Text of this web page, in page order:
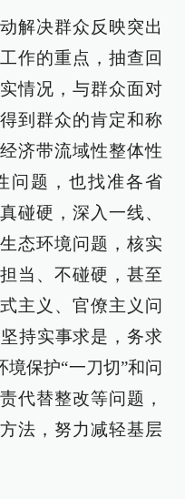
解决群众反映突出
作的重点，抽查回
情况，与群众面对
到群众的肯定和称
济带流域性整体性
问题，也找准各省
碰硬，深入一线、
态环境问题，核实
当、不碰硬，甚至
主义、官僚主义问
持实事求是，务求
保护“一刀切”和问
代替整改等问题，
法，努力减轻基层